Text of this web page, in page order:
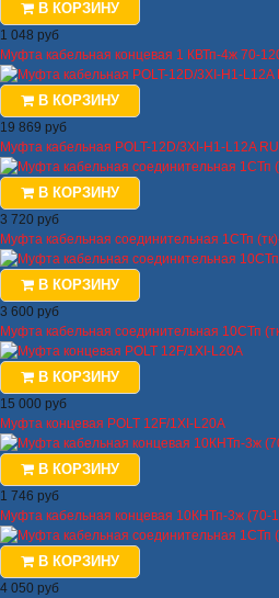
В КОРЗИНУ
1 048 руб
Муфта кабельная концевая 1 КВТп-4ж 70-
В КОРЗИНУ
19 869 руб
Муфта кабельная POLT-12D/3XI-H1-L12A
В КОРЗИНУ
3 720 руб
Муфта кабельная соединительная 1СТп
В КОРЗИНУ
3 600 руб
Муфта кабельная соединительная 10СТп
В КОРЗИНУ
15 000 руб
Муфта концевая POLT 12F/1ХI-L20А
В КОРЗИНУ
1 746 руб
Муфта кабельная концевая 10КНТп-3ж (70-
В КОРЗИНУ
4 050 руб